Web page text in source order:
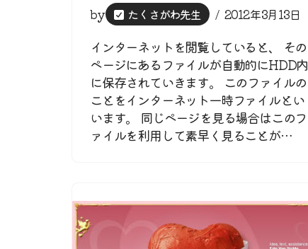
by たくさがわ先生 2012年3月13日
インターネットを閲覧していると、 その
ページにあるファイルが自動的にHDD内
に保存されていきます。 このファイルの
ことをインターネット一時ファイルとい
います。 同じページを見る場合はこのフ
ァイルを利用して素早く見ることが…